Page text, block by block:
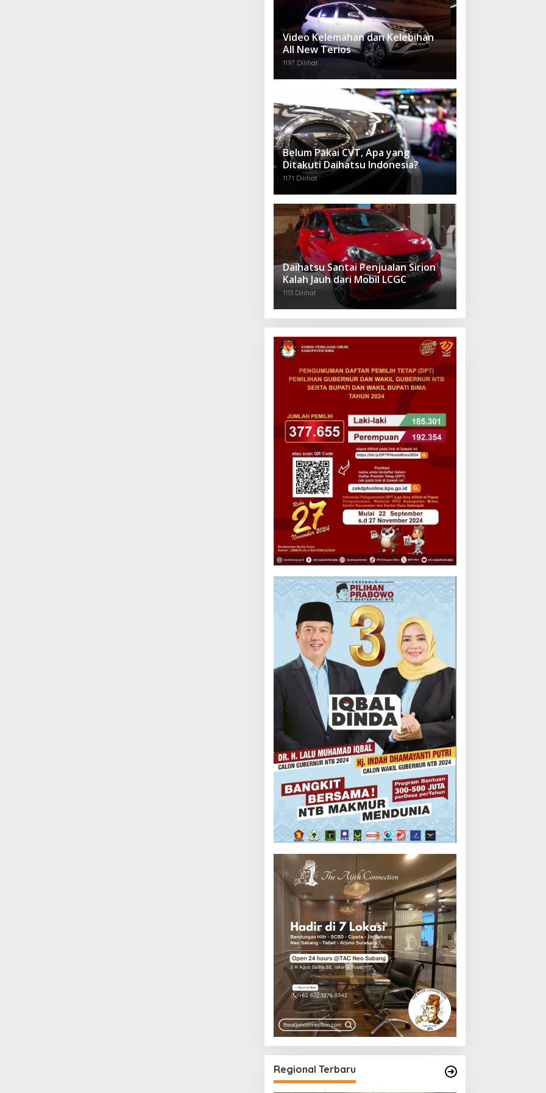
Video Kelemahan dan Kelebihan
All New Terios
1197 Dilihat
Belum Pakai CVT, Apa yang
Ditakuti Daihatsu Indonesia?
1171 Dilihat
Daihatsu Santai Penjualan Sirion
Kalah Jauh dari Mobil LCGC
1113 Dilihat
Regional Terbaru